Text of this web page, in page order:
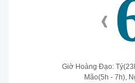
‹
Giờ Hoàng Đạo:
Mão(5h - 7h),